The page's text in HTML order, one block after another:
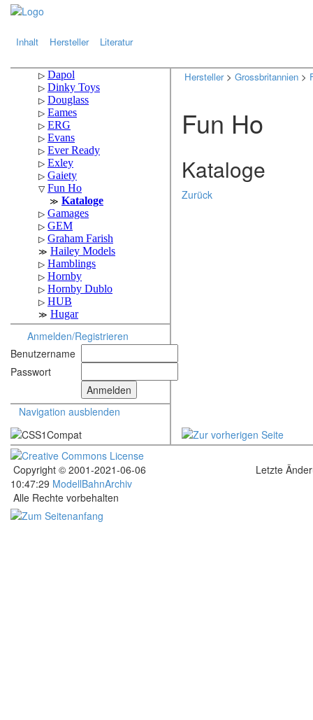
Inhalt Hersteller Literatur
Anmelden/Registrieren
Benutzername
Passwort
Navigation ausblenden
Hersteller> Grossbritannien >
Fun Ho
Kataloge
Zurück
Copyright © 2001-2021-06-06
10:47:29 ModellBahnArchiv
Letzte
Alle Rechte vorbehalten